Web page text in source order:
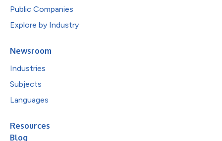
Public Companies
Explore by Industry
Newsroom
Industries
Subjects
Languages
Resources
Blog